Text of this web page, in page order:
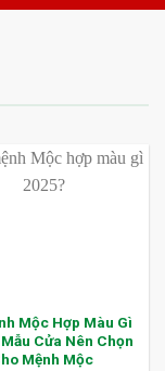
Mộc Hợp Màu Gì
Cửa Nên Chọn
Mệnh Mộc